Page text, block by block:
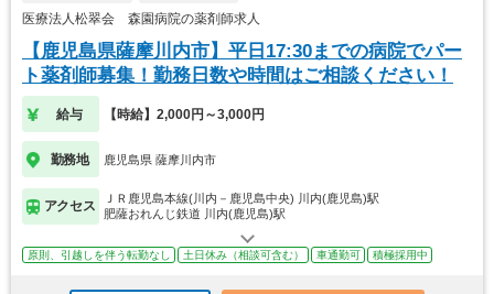
医療法人松翠会 森園病院の薬剤師求人
【鹿児島県薩摩川内市】平日17:30までの病院でパー
ト薬剤師募集！勤務日数や時間はご相談ください！
給与 【時給】2,000円～3,000円
勤務地 鹿児島県 薩摩川内市
アクセス
ＪＲ鹿児島本線(川内－鹿児島中央) 川内(鹿児島)駅
肥薩おれんじ鉄道 川内(鹿児島)駅
原則、引越しを伴う転勤なし 土日休み（相談可含む） 車通勤可 積極採用中